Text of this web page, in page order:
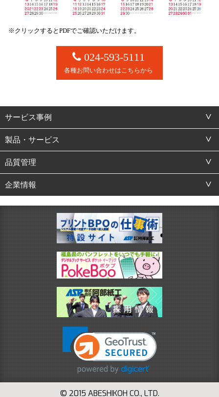
※クリックするとPDFでご確認いただけます。
024-593-5111
各種お問い合わせはこちらから
サービス事例
製品・サービス
品質管理
企業情報
© 2015 ABESHIKOH CO., LTD.